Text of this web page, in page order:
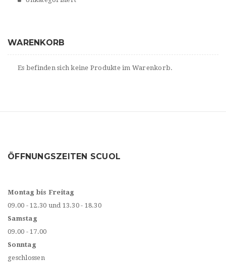
WARENKORB
Es befinden sich keine Produkte im Warenkorb.
ÖFFNUNGSZEITEN SCUOL
Montag bis Freitag
09.00 - 12.30 und 13.30 - 18.30
Samstag
09.00 - 17.00
Sonntag
geschlossen